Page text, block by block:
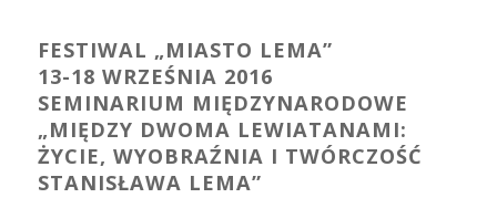
FESTIWAL „MIASTO LEMA”
13-18 WRZEŚNIA 2016
SEMINARIUM MIĘDZYNARODOWE
„MIĘDZY DWOMA LEWIATANAMI:
ŻYCIE, WYOBRAŹNIA I TWÓRCZOŚĆ
STANISŁAWA LEMA”